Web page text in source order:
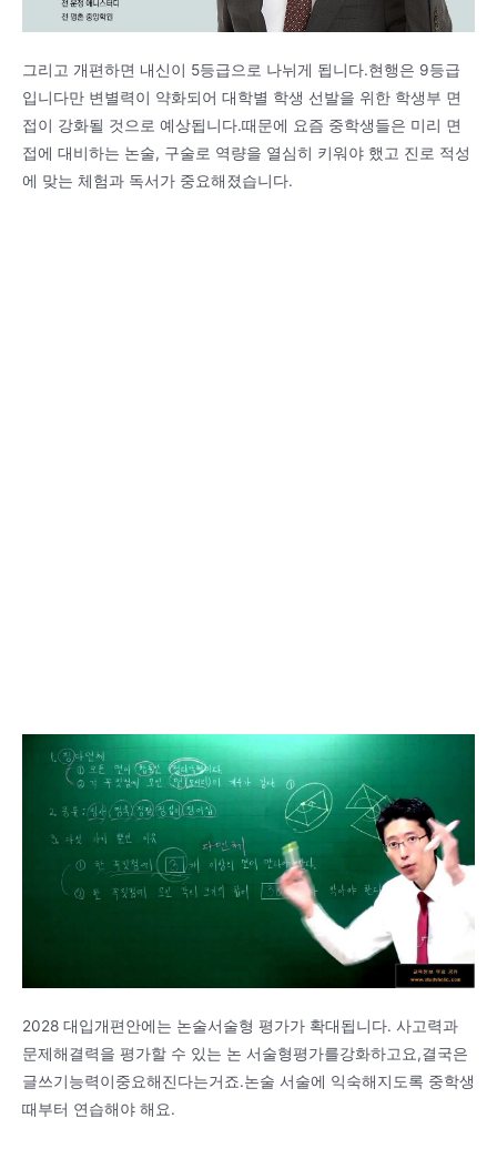
그리고 개편하면 내신이 5등급으로 나뉘게 됩니다.현행은 9등급
입니다만 변별력이 약화되어 대학별 학생 선발을 위한 학생부 면
접이 강화될 것으로 예상됩니다.때문에 요즘 중학생들은 미리 면
접에 대비하는 논술, 구술로 역량을 열심히 키워야 했고 진로 적성
에 맞는 체험과 독서가 중요해졌습니다.
2028 대입개편안에는 논술서술형 평가가 확대됩니다. 사고력과
문제해결력을 평가할 수 있는 논 서술형평가를강화하고요,결국은
글쓰기능력이중요해진다는거죠.논술 서술에 익숙해지도록 중학생
때부터 연습해야 해요.